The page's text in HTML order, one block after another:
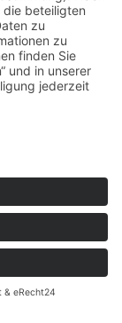
geltend
· 40591